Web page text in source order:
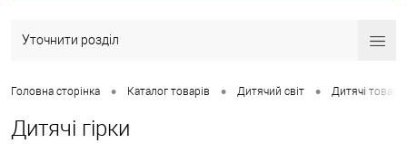
Уточнити розділ
Головна сторінка • Каталог товарів • Дитячий світ • Дитячі
Дитячі гірки